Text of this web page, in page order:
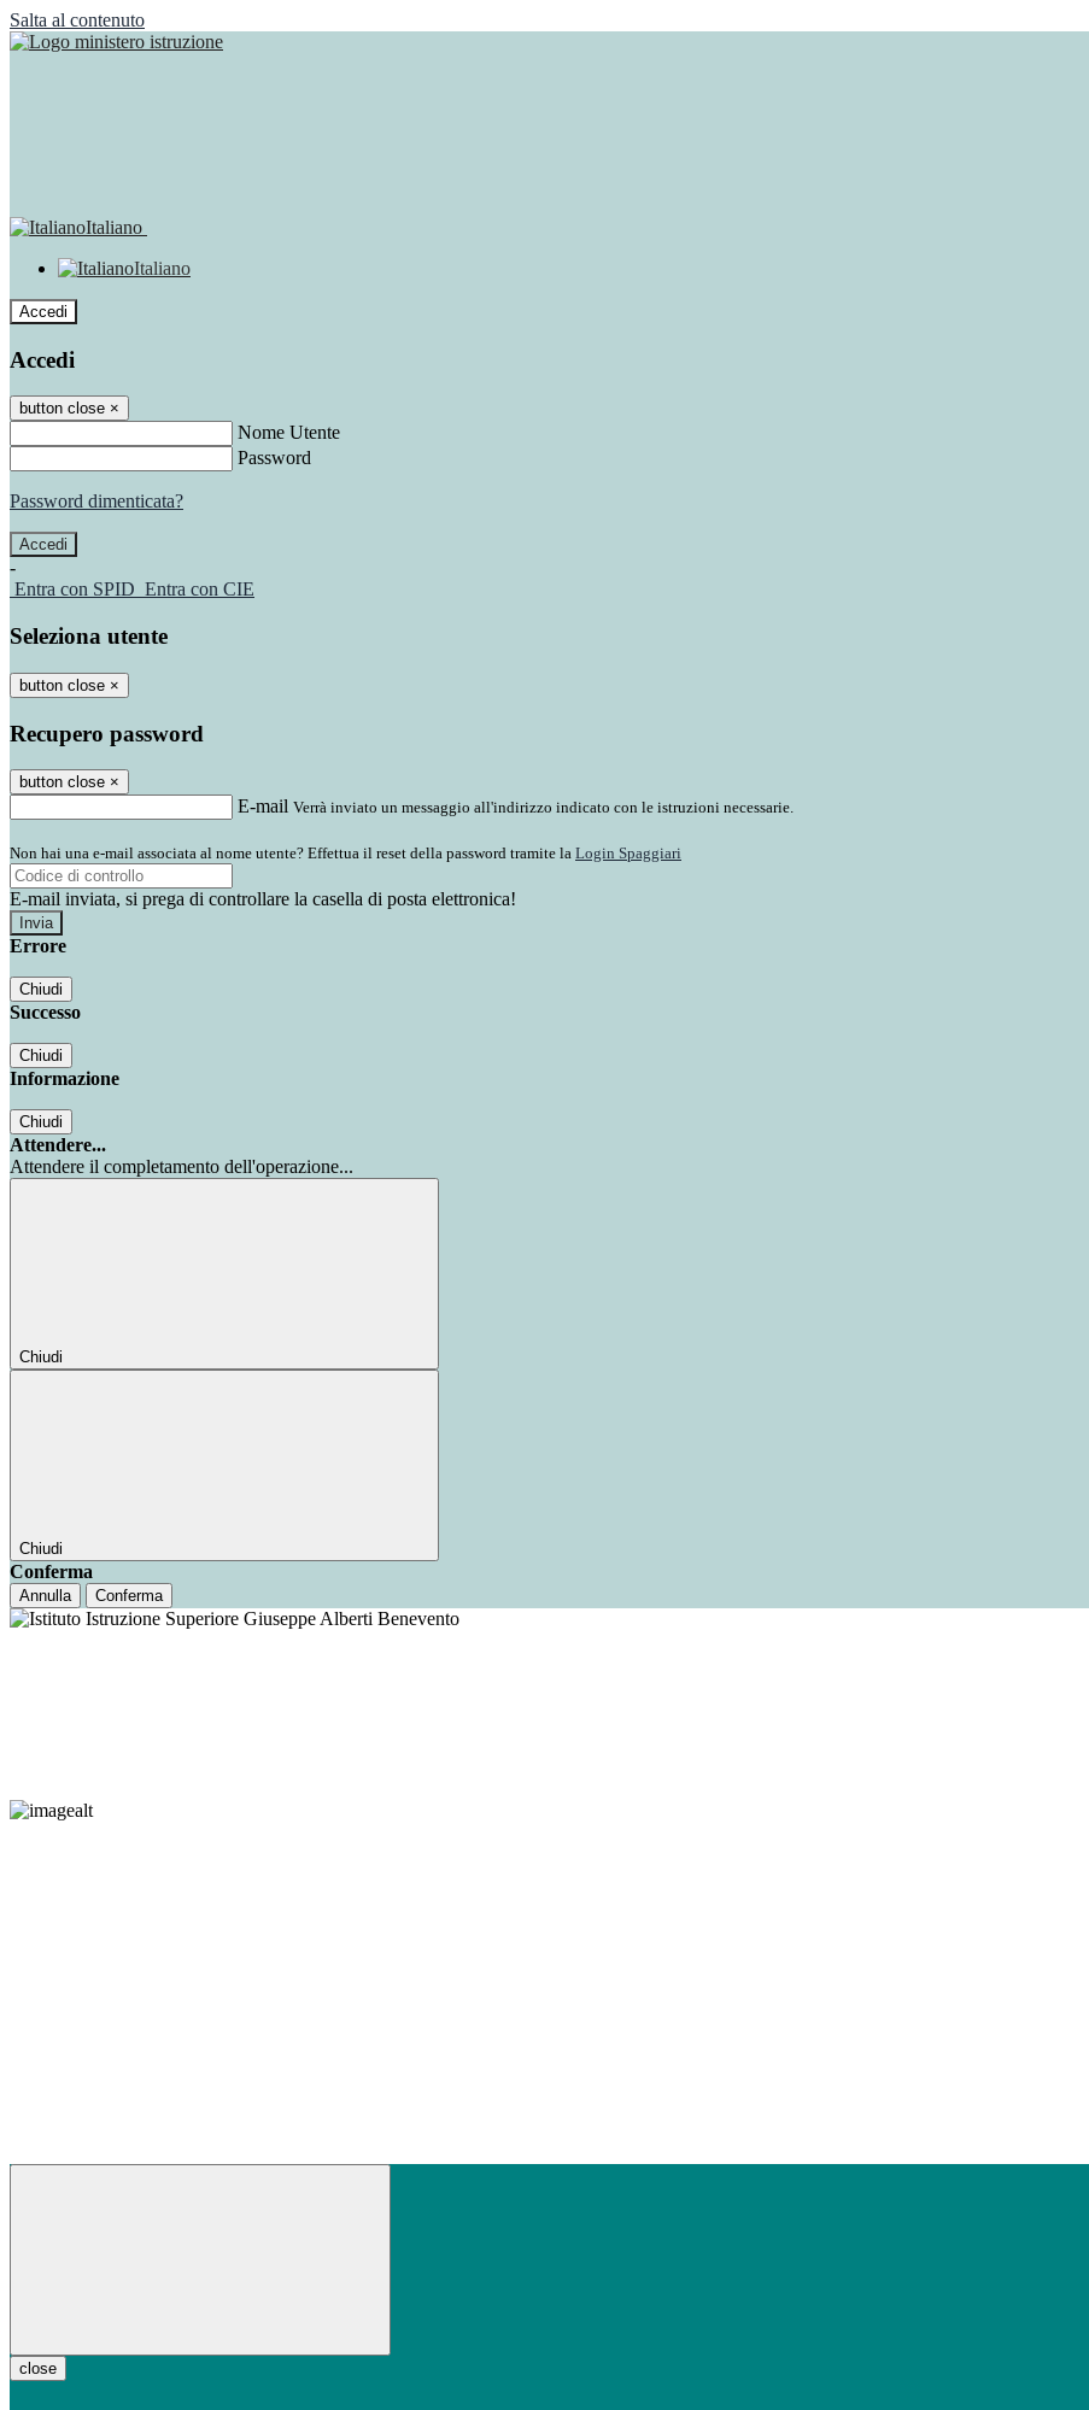
Salta al contenuto
Italiano
Italiano
Accedi
Accedi
button close ×
Nome Utente
Password
Password dimenticata?
-
Entra con SPID Entra con CIE
Seleziona utente
button close ×
Recupero password
button close ×
E-mail Verrà inviato un messaggio all'indirizzo indicato con le istruzioni necessarie.
Non hai una e-mail associata al nome utente? Effettua il reset della password tramite la Login Spaggiari
E-mail inviata, si prega di controllare la casella di posta elettronica!
Errore
Chiudi
Successo
Chiudi
Informazione
Chiudi
Attendere...
Attendere il completamento dell'operazione...
Chiudi
Chiudi
Conferma
Annulla Conferma
close